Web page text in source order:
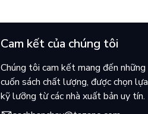
Cam kết của chúng tôi
Chúng tôi cam kết mang đến những
cuốn sách chất lượng, được chọn lựa
kỹ lưỡng từ các nhà xuất bản uy tín.